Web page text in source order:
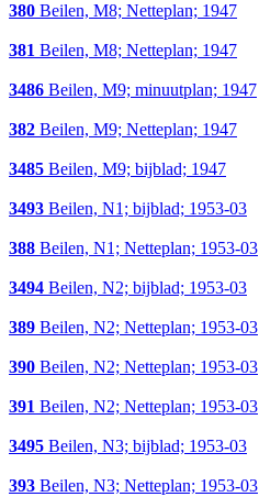
380 Beilen, M8; Netteplan; 1947
381 Beilen, M8; Netteplan; 1947
3486 Beilen, M9; minuutplan; 1947
382 Beilen, M9; Netteplan; 1947
3485 Beilen, M9; bijblad; 1947
3493 Beilen, N1; bijblad; 1953-03
388 Beilen, N1; Netteplan; 1953-03
3494 Beilen, N2; bijblad; 1953-03
389 Beilen, N2; Netteplan; 1953-03
390 Beilen, N2; Netteplan; 1953-03
391 Beilen, N2; Netteplan; 1953-03
3495 Beilen, N3; bijblad; 1953-03
393 Beilen, N3; Netteplan; 1953-03